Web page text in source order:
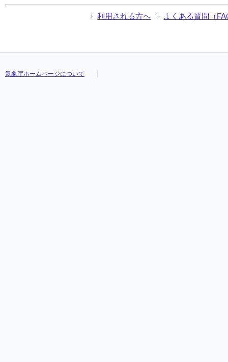
利用される方へ よくある質問（
気象庁ホームページについて